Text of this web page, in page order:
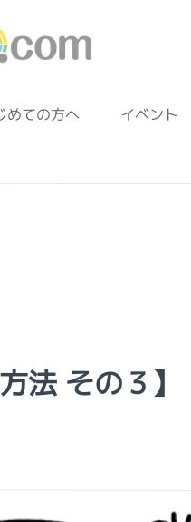
幼稚園
めての方へ イベント
法 その３】